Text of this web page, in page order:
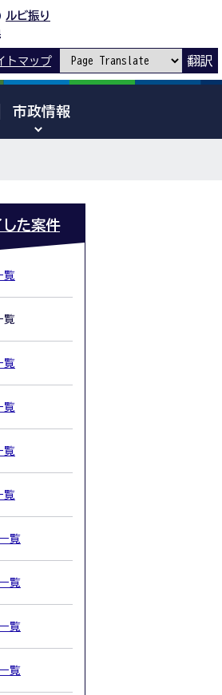
ルビ振り
トマップ 翻訳
市政情報
た案件
覧
覧
覧
覧
覧
覧
覧
覧
覧
覧